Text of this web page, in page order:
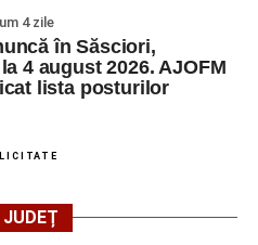
4 zile
în Săsciori,
4 august 2026. AJOFM
lista posturilor
JUDEȚ